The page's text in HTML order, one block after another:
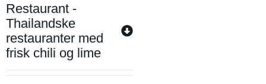
Restaurant -
Thailandske
restauranter med
frisk chili og lime